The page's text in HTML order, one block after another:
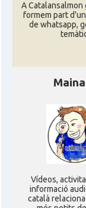
A Catalansalmon
formem part
de whatsapp,
Ví­deos,
informació
català